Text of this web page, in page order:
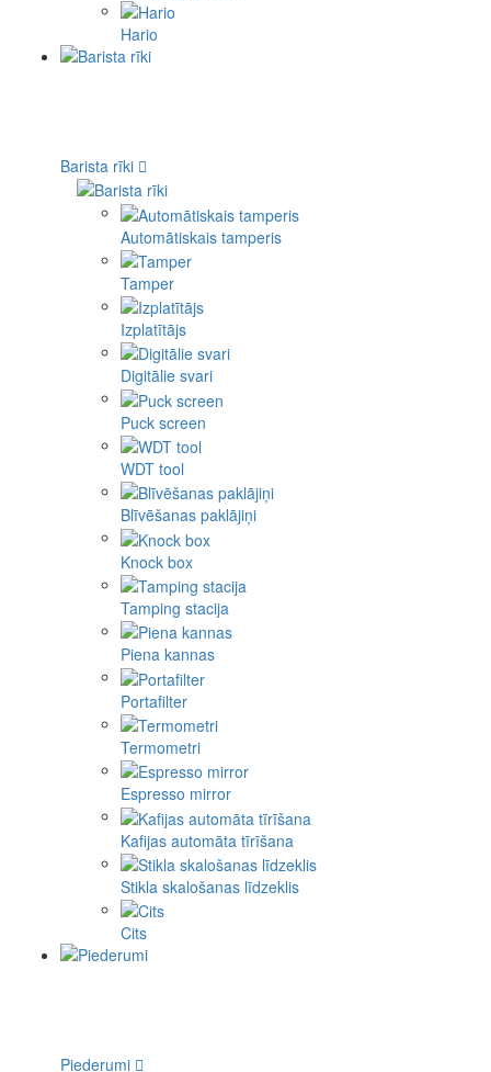
Hario
Barista rīki
Automātiskais tamperis
Tamper
Izplatītājs
Digitālie svari
Puck screen
WDT tool
Blīvēšanas paklājiņi
Knock box
Tamping stacija
Piena kannas
Portafilter
Termometri
Espresso mirror
Kafijas automāta tīrīšana
Stikla skalošanas līdzeklis
Cits
Piederumi